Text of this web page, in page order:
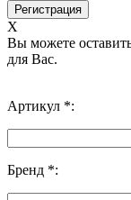
X
Вы можете
для Вас.
Артикул *:
Бренд *: